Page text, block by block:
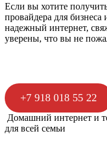
Если вы хотите
провайдера для
надежный интернет,
уверены, что вы не
+7 918 018 55 22
Домашний интернет и
для всей семьи